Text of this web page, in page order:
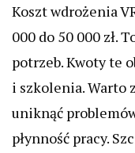
Koszt wdrożenia
000 do 50 000 zł.
potrzeb. Kwoty te
i szkolenia. Warto
uniknąć
płynność pracy.